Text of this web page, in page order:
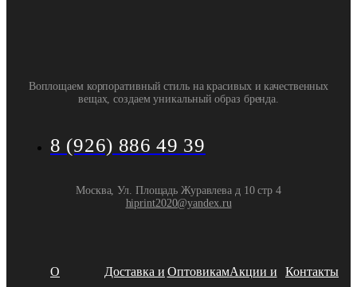
Воплощаем корпоративный стиль на красивых и качественных
вещах, создаем уникальный образ бренда.
8 (926) 886 49 39
Москва, Ул. Площадь Журавлева д 10 стр 4
hiprint2020@yandex.ru
О Доставка и ОптовикамАкции и Контакты